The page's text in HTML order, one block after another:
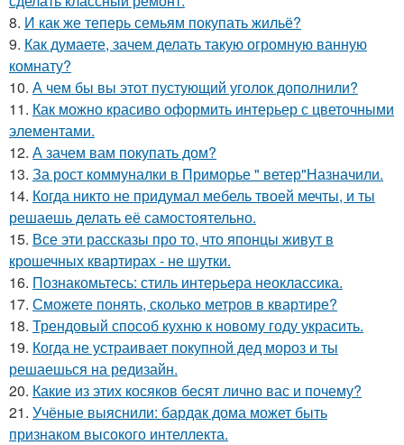
8. И как же теперь семьям покупать жильё?
9. Как думаете, зачем делать такую огромную ванную
комнату?
10. А чем бы вы этот пустующий уголок дополнили?
11. Как можно красиво оформить интерьер с цветочными
элементами.
12. А зачем вам покупать дом?
13. За рост коммуналки в Приморье " ветер"Назначили.
14. Когда никто не придумал мебель твоей мечты, и ты
решаешь делать её самостоятельно.
15. Все эти рассказы про то, что японцы живут в
крошечных квартирах - не шутки.
16. Познакомьтесь: стиль интерьера неоклассика.
17. Сможете понять, сколько метров в квартире?
18. Трендовый способ кухню к новому году украсить.
19. Когда не устраивает покупной дед мороз и ты
решаешься на редизайн.
20. Какие из этих косяков бесят лично вас и почему?
21. Учёные выяснили: бардак дома может быть
признаком высокого интеллекта.